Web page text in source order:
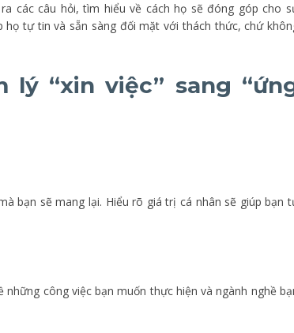
các câu hỏi, tìm hiểu về cách họ sẽ đóng góp cho
tự tin và sẵn sàng đối mặt với thách thức, chứ
“xin việc” sang
bạn sẽ mang lại. Hiểu rõ giá trị cá nhân sẽ giúp bạn
công việc bạn muốn thực hiện và ngành nghề